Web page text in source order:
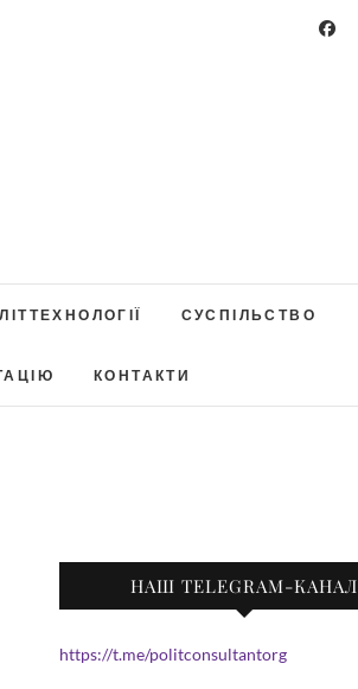
СУСПІЛЬСТВО
КОНТАКТИ
НАШ TELEGRAM-КАНАЛ
https://t.me/politconsultantorg